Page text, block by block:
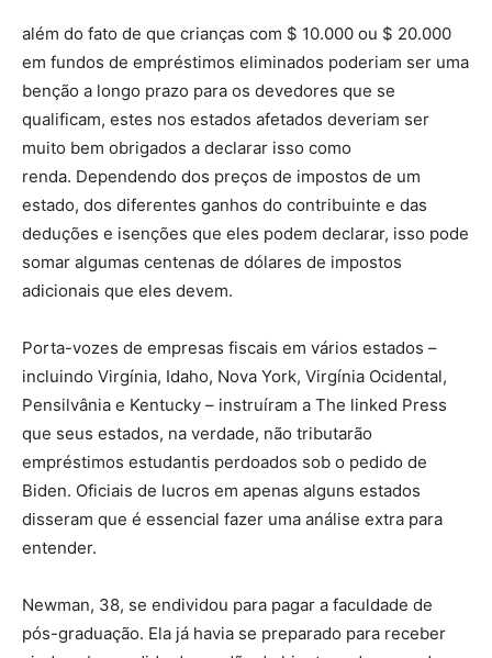
além do fato de que crianças com $ 10.000 ou $ 20.000
em fundos de empréstimos eliminados poderiam ser uma
benção a longo prazo para os devedores que se
qualificam, estes nos estados afetados deveriam ser
muito bem obrigados a declarar isso como
renda. Dependendo dos preços de impostos de um
estado, dos diferentes ganhos do contribuinte e das
deduções e isenções que eles podem declarar, isso pode
somar algumas centenas de dólares de impostos
adicionais que eles devem.
Porta-vozes de empresas fiscais em vários estados –
incluindo Virgínia, Idaho, Nova York, Virgínia Ocidental,
Pensilvânia e Kentucky – instruíram a The linked Press
que seus estados, na verdade, não tributarão
empréstimos estudantis perdoados sob o pedido de
Biden. Oficiais de lucros em apenas alguns estados
disseram que é essencial fazer uma análise extra para
entender.
Newman, 38, se endividou para pagar a faculdade de
pós-graduação. Ela já havia se preparado para receber